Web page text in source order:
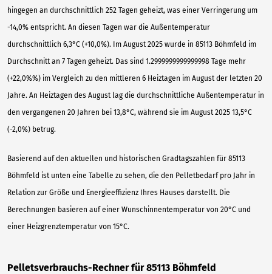
hingegen an durchschnittlich 252 Tagen geheizt, was einer Verringerung um
-14,0% entspricht. An diesen Tagen war die Außentemperatur
durchschnittlich 6,3°C (+10,0%). Im August 2025 wurde in 85113 Böhmfeld im
Durchschnitt an 7 Tagen geheizt. Das sind 1.2999999999999998 Tage mehr
(+22,0%%) im Vergleich zu den mittleren 6 Heiztagen im August der letzten 20
Jahre. An Heiztagen des August lag die durchschnittliche Außentemperatur in
den vergangenen 20 Jahren bei 13,8°C, während sie im August 2025 13,5°C
(-2,0%) betrug.
Basierend auf den aktuellen und historischen Gradtagszahlen für 85113
Böhmfeld ist unten eine Tabelle zu sehen, die den Pelletbedarf pro Jahr in
Relation zur Größe und Energieeffizienz Ihres Hauses darstellt. Die
Berechnungen basieren auf einer Wunschinnentemperatur von 20°C und
einer Heizgrenztemperatur von 15°C.
Pelletsverbrauchs-Rechner für 85113 Böhmfeld